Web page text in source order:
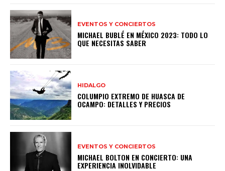
EVENTOS Y CONCIERTOS
MICHAEL BUBLÉ EN MÉXICO 2023: TODO LO
QUE NECESITAS SABER
HIDALGO
COLUMPIO EXTREMO DE HUASCA DE
OCAMPO: DETALLES Y PRECIOS
EVENTOS Y CONCIERTOS
MICHAEL BOLTON EN CONCIERTO: UNA
EXPERIENCIA INOLVIDABLE